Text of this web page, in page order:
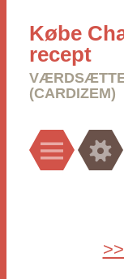
Købe
recept
VÆRDSÆTTE
(CARDIZEM)
Menu